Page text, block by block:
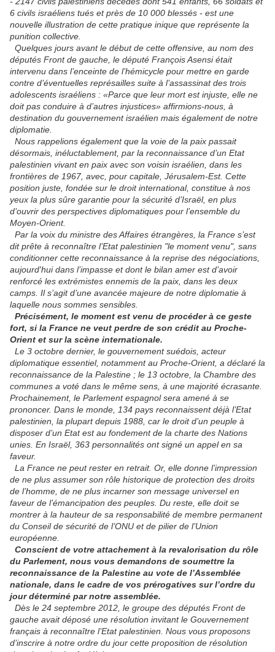
6 civils israéliens tués et près de 10 000 blessés - est une
nouvelle illustration de cette pratique inique que représente la
punition collective.
Quelques jours avant le début de cette offensive, au nom des
députés Front de gauche, le député François Asensi était
intervenu dans l’enceinte de l’hémicycle pour mettre en garde
contre d’éventuelles représailles suite à l’assassinat des trois
adolescents israéliens : «Parce que leur mort est injuste, elle ne
doit pas conduire à d’autres injustices» affirmions-nous, à
destination du gouvernement israélien mais également de notre
diplomatie.
Nous rappelions également que la voie de la paix passait
désormais, inéluctablement, par la reconnaissance d’un Etat
palestinien vivant en paix avec son voisin israélien, dans les
frontières de 1967, avec, pour capitale, Jérusalem-Est. Cette
position juste, fondée sur le droit international, constitue à nos
yeux la plus sûre garantie pour la sécurité d’Israël, en plus
d’ouvrir des perspectives diplomatiques pour l’ensemble du
Moyen-Orient.
Par la voix du ministre des Affaires étrangères, la France s’est
dit prête à reconnaître l’Etat palestinien "le moment venu", sans
conditionner cette reconnaissance à la reprise des négociations,
aujourd'hui dans l’impasse et dont le bilan amer est d’avoir
renforcé les extrémistes ennemis de la paix, dans les deux
camps. Il s’agit d’une avancée majeure de notre diplomatie à
laquelle nous sommes sensibles.
Précisément, le moment est venu de procéder à ce geste
fort, si la France ne veut perdre de son crédit au Proche-
Orient et sur la scène internationale.
Le 3 octobre dernier, le gouvernement suédois, acteur
diplomatique essentiel, notamment au Proche-Orient, a déclaré la
reconnaissance de la Palestine ; le 13 octobre, la Chambre des
communes a voté dans le même sens, à une majorité écrasante.
Prochainement, le Parlement espagnol sera amené à se
prononcer. Dans le monde, 134 pays reconnaissent déjà l’Etat
palestinien, la plupart depuis 1988, car le droit d’un peuple à
disposer d’un Etat est au fondement de la charte des Nations
unies. En Israël, 363 personnalités ont signé un appel en sa
faveur.
La France ne peut rester en retrait. Or, elle donne l’impression
de ne plus assumer son rôle historique de protection des droits
de l’homme, de ne plus incarner son message universel en
faveur de l’émancipation des peuples. Du reste, elle doit se
montrer à la hauteur de sa responsabilité de membre permanent
du Conseil de sécurité de l’ONU et de pilier de l’Union
européenne.
Conscient de votre attachement à la revalorisation du rôle
du Parlement, nous vous demandons de soumettre la
reconnaissance de la Palestine au vote de l’Assemblée
nationale, dans le cadre de vos prérogatives sur l’ordre du
jour déterminé par notre assemblée.
Dès le 24 septembre 2012, le groupe des députés Front de
gauche avait déposé une résolution invitant le Gouvernement
français à reconnaître l’Etat palestinien. Nous vous proposons
d’inscrire à notre ordre du jour cette proposition de résolution